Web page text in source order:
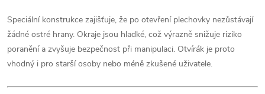
Speciální konstrukce zajišťuje, že po otevření plechovky nezůstávají
žádné ostré hrany. Okraje jsou hladké, což výrazně snižuje riziko
poranění a zvyšuje bezpečnost při manipulaci. Otvírák je proto
vhodný i pro starší osoby nebo méně zkušené uživatele.